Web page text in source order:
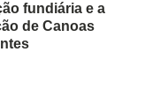
fundiária e a
de Canoas